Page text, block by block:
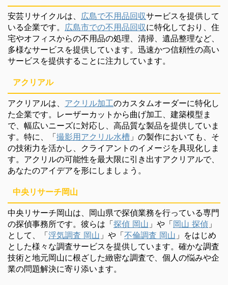
安芸リサイクルは、 広島で不用品回収サービスを提供して
いる企業です。 広島市での不用品回収に特化しており、住
宅やオフィスからの不用品の処理、清掃、遺品整理など、
多様なサービスを提供しています。迅速かつ信頼性の高い
サービスを提供することに注力しています。
アクリアル
アクリアルは、 アクリル加工のカスタムオーダーに特化し
た企業です。レーザーカットから曲げ加工、建築模型ま
で、幅広いニーズに対応し、高品質な製品を提供していま
す。特に、「撮影用アクリル水槽 」の製作においても、そ
の技術力を活かし、クライアントのイメージを具現化しま
す。アクリルの可能性を最大限に引き出すアクリアルで、
あなたのアイデアを形にしましょう。
中央リサーチ岡山
中央リサーチ岡山は、岡山県で探偵業務を行っている専門
の探偵事務所です。彼らは「探偵 岡山 」や「岡山 探偵 」
として、「浮気調査 岡山 」や「不倫調査 岡山 」をはじめ
とした様々な調査サービスを提供しています。確かな調査
技術と地元岡山に根ざした緻密な調査で、個人の悩みや企
業の問題解決に寄り添います。